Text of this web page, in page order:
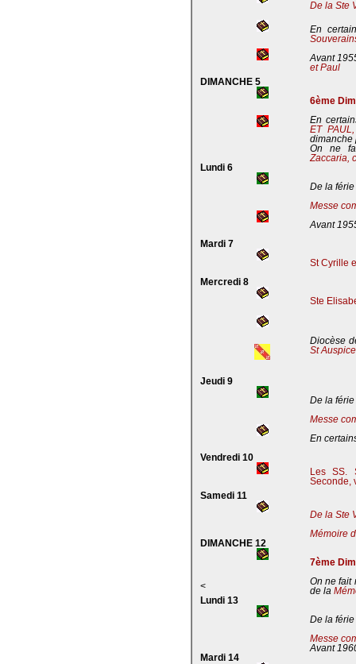
De la Ste
En
Avant
et Paul
DIMANCHE 5
6ème
En
ET
dimanche
On ne
Zaccaria,
Lundi 6
De la férie
Messe
Avant
Mardi 7
St Cyrille
Mercredi 8
Ste
Diocèse
St
Jeudi 9
De la férie
Messe
En
Vendredi 10
Les SS.
Seconde,
Samedi 11
De la Ste
Mémoire
DIMANCHE 12
7ème
<
On ne fait
de la
Lundi 13
De la férie
Messe
Avant
Mardi 14